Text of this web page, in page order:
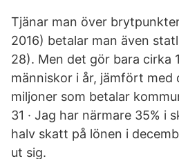
Tjänar man över
2016) betalar man även
28). Men det gör bara cirka
människor i år, jämfört med
miljoner som betalar
31 · Jag har närmare 35% i
halv skatt på lönen i
ut sig.